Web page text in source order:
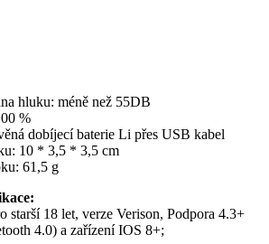
hluku: méně než 55DB
%
dobíjecí baterie Li přes USB kabel
10 * 3,5 * 3,5 cm
61,5 g
starší 18 let, verze Verison, Podpora 4.3+
4.0) a zařízení IOS 8+;